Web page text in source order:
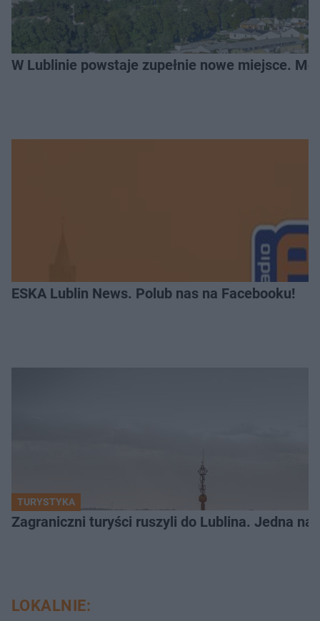
W Lublinie powstaje zupełnie nowe miejsce.
ESKA Lublin News. Polub nas na Facebooku!
TURYSTYKA
Zagraniczni turyści ruszyli do Lublina. Jedna
LOKALNIE: